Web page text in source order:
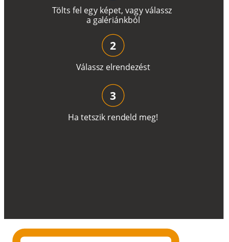
Tölts fel egy képet, vagyválassz
a galériánkból
Válassz elrendezést
2
Ha tetszik rendeld meg!
3